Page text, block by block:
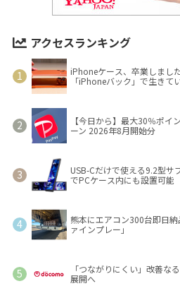
アクセスランキング
iPhoneケース、卒業しまし
「iPhoneバック」で生きて
【今日から】最大30％ポイ
ーン 2026年8月開始分
USB-Cだけで使える9.2型
でPCケース内にも設置可能
熊本にエアコン300台即日
ァインプレー」
「つながりにくい」改善
展開へ